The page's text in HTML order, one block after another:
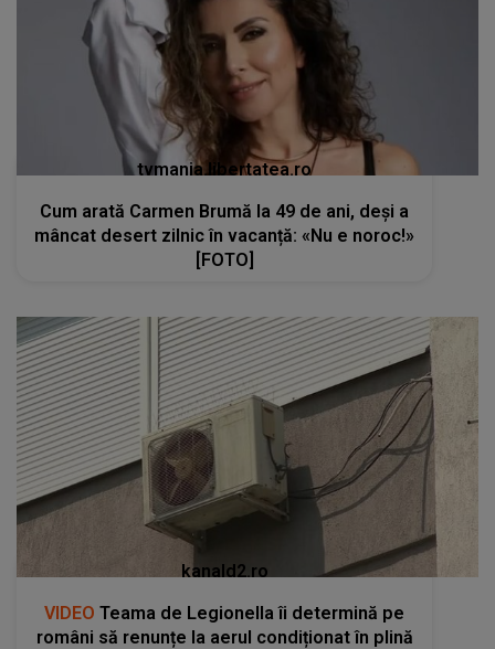
tvmania.libertatea.ro
Cum arată Carmen Brumă la 49 de ani, deși a
mâncat desert zilnic în vacanță: «Nu e noroc!»
[FOTO]
kanald2.ro
VIDEO Teama de Legionella îi determină pe
români să renunțe la aerul condiționat în plină